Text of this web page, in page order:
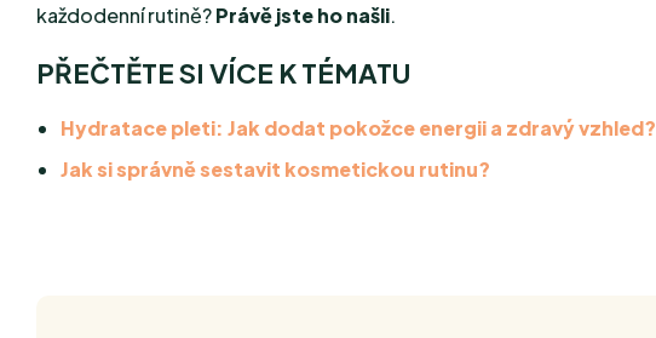
každodenní rutině?Právě jste ho našli.
PŘEČTĚTE SI VÍCE K TÉMATU
Hydratace pleti: Jak dodat pokožce energii a zdravý vzhled?
Jak si správně sestavit kosmetickou rutinu?